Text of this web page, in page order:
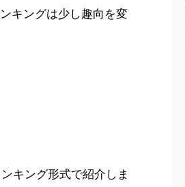
キングは少し趣向を変
キング形式で紹介しま